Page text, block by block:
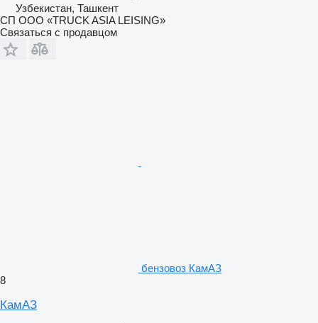
Узбекистан, Ташкент
СП ООО «TRUCK ASIA LEISING»
Связаться с продавцом
бензовоз КамАЗ
8
КамАЗ